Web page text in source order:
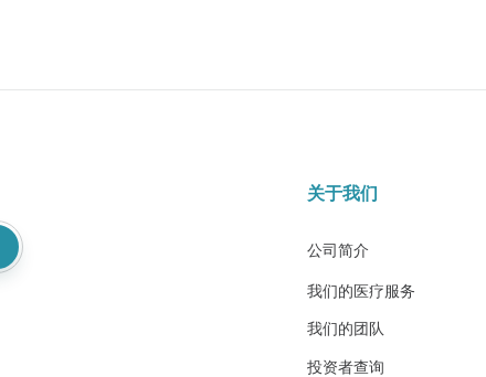
关于我们
公司简介
我们的医疗服务
我们的团队
投资者查询